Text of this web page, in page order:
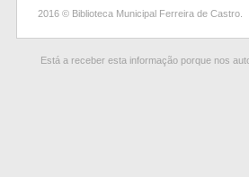
2016 © Biblioteca Municipal Ferreira de Castro.
Está a receber esta informação porque nos